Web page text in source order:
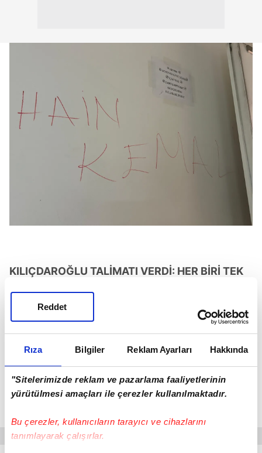
Rıza Bilgiler Reklam Ayarları Hakkında
"Sitelerimizde reklam ve pazarlama faaliyetlerinin
yürütülmesi amaçları ile çerezler kullanılmaktadır.
Bu çerezler, kullanıcıların tarayıcı ve cihazlarını
tanımlayarak çalışırlar.
Reddet
KILIÇDAROĞLU TALİMATI VERDİ: HER BİRİ TEK
Öte yandan Kılıçdaroğlu'nun ekibi olaylı tahliye
günü Genel Merkez'i savaş alanına çeviren, polise
taş atan ve duvarlara "Hain Kemal" yazan
isimlerin peşine düştü.
Bu kişiler, güvenlik kamerası kayıtları incelenerek